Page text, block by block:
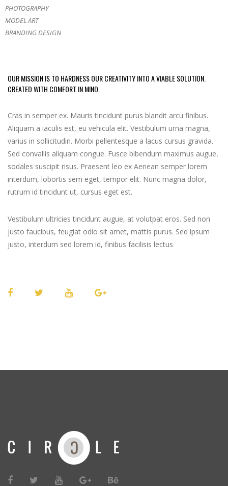
PHOTOGRAPHY
MODEL ART
BRANDING DESIGN
OUR MISSION IS TO HARDNESS OUR CREATIVITY INTO A VIABLE SOLUTION.
CREATED WITH COMFORT IN MIND.
Cras in semper ex. Mauris tincidunt purus blandit arcu finibus.
Aliquam a iaculis est, eu vehicula elit. Vestibulum urna magna,
varius in sollicitudin. Morbi pellentesque a lacus cursus gravida.
Sed convallis aliquam congue. Fusce bibendum maximus augue,
sodales suscipit risus. Praesent leo ex Aenean semper lorem
interdum, lobortis sem eget, tempor elit. Nunc magna dolor,
rutrum id tincidunt ut, cursus eget est.
Vestibulum ultricies tincidunt augue, at volutpat eros. Sed non
justo faucibus, feugiat odio sit amet, mattis purus. Sed ipsum
justo, interdum sed lorem id, finibus facilisis lectus